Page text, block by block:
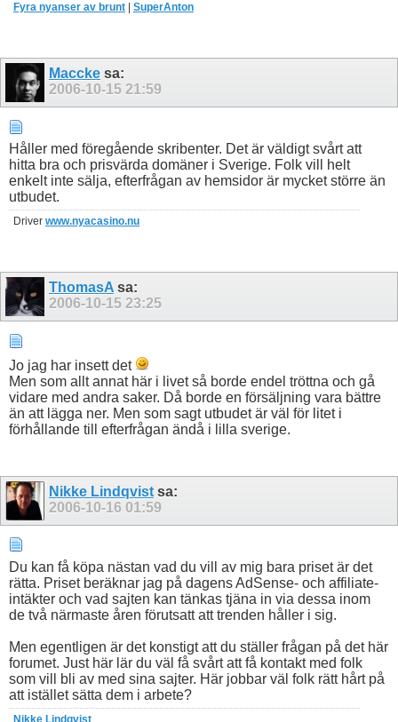
Fyra nyanser av brunt SuperAnton
Maccke sa:
2006-10-15 21:59
Håller med föregående skribenter. Det är väldigt svårt att
hitta bra och prisvärda domäner i Sverige. Folk vill helt
enkelt inte sälja, efterfrågan av hemsidor är mycket större än
utbudet.
Driver www.nyacasino.nu
ThomasA sa:
2006-10-15 23:25
Jo jag har insett det
Men som allt annat här i livet så borde endel tröttna och gå
vidare med andra saker. Då borde en försäljning vara bättre
än att lägga ner. Men som sagt utbudet är väl för litet i
förhållande till efterfrågan ändå i lilla sverige.
Nikke Lindqvist sa:
2006-10-16 01:59
Du kan få köpa nästan vad du vill av mig bara priset är det
rätta. Priset beräknar jag på dagens AdSense- och affiliate-
intäkter och vad sajten kan tänkas tjäna in via dessa inom
de två närmaste åren förutsatt att trenden håller i sig.
Men egentligen är det konstigt att du ställer frågan på det här
forumet. Just här lär du väl få svårt att få kontakt med folk
som vill bli av med sina sajter. Här jobbar väl folk rätt hårt på
att istället sätta dem i arbete?
Nikke Lindqvist